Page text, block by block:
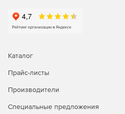
Kaspersky Endpoint Security Cloud
адаптировать систему под свои
Экономия ресурсов
Решение обеспечивает
использование ресурсов
Каталог
Прайс-листы
Производители
Специальные предложения